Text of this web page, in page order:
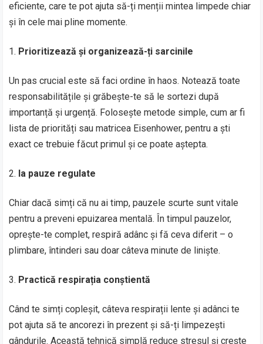
eficiente, care te pot ajuta să-ți menții mintea limpede chiar
și în cele mai pline momente.
Prioritizează și organizează-ți sarcinile
Un pas crucial este să faci ordine în haos. Notează toate
responsabilitățile și grăbește-te să le sortezi după
importanță și urgență. Folosește metode simple, cum ar fi
lista de priorități sau matricea Eisenhower, pentru a ști
exact ce trebuie făcut primul și ce poate aștepta.
Ia pauze regulate
Chiar dacă simți că nu ai timp, pauzele scurte sunt vitale
pentru a preveni epuizarea mentală. În timpul pauzelor,
oprește-te complet, respiră adânc și fă ceva diferit – o
plimbare, întinderi sau doar câteva minute de liniște.
Practică respirația conștientă
Când te simți copleșit, câteva respirații lente și adânci te
pot ajuta să te ancorezi în prezent și să-ți limpezești
gândurile. Această tehnică simplă reduce stresul și crește